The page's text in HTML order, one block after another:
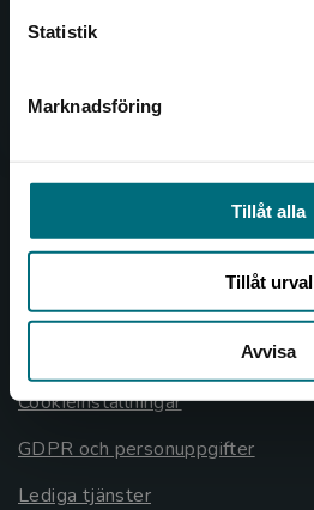
Statistik
Marknadsföring
Tillåt alla
Tillåt urval
Avvisa
Kontakta kundservice
Köpvillkor
Allmänna länkar
Om oss
Cookieinställningar
GDPR och personuppgifter
Lediga tjänster